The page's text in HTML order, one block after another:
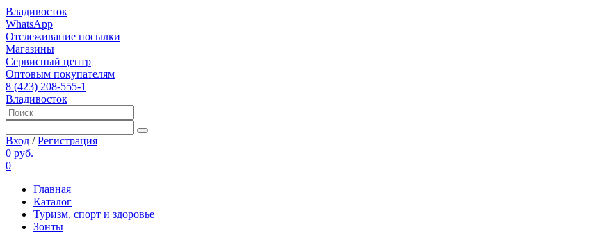
Владивосток
WhatsApp
Отслеживание посылки
Магазины
Сервисный центр
Оптовым покупателям
8 (423) 208-555-1
Владивосток
Вход /Регистрация
0 руб.
0
Главная
Каталог
Туризм, спорт и здоровье
Зонты